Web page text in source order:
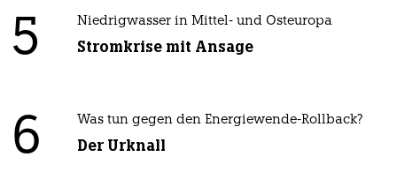
5 Niedrigwasser in Mittel- und Osteuropa
Stromkrise mit Ansage
6 Was tun gegen den Energiewende-Rollback?
Der Urknall